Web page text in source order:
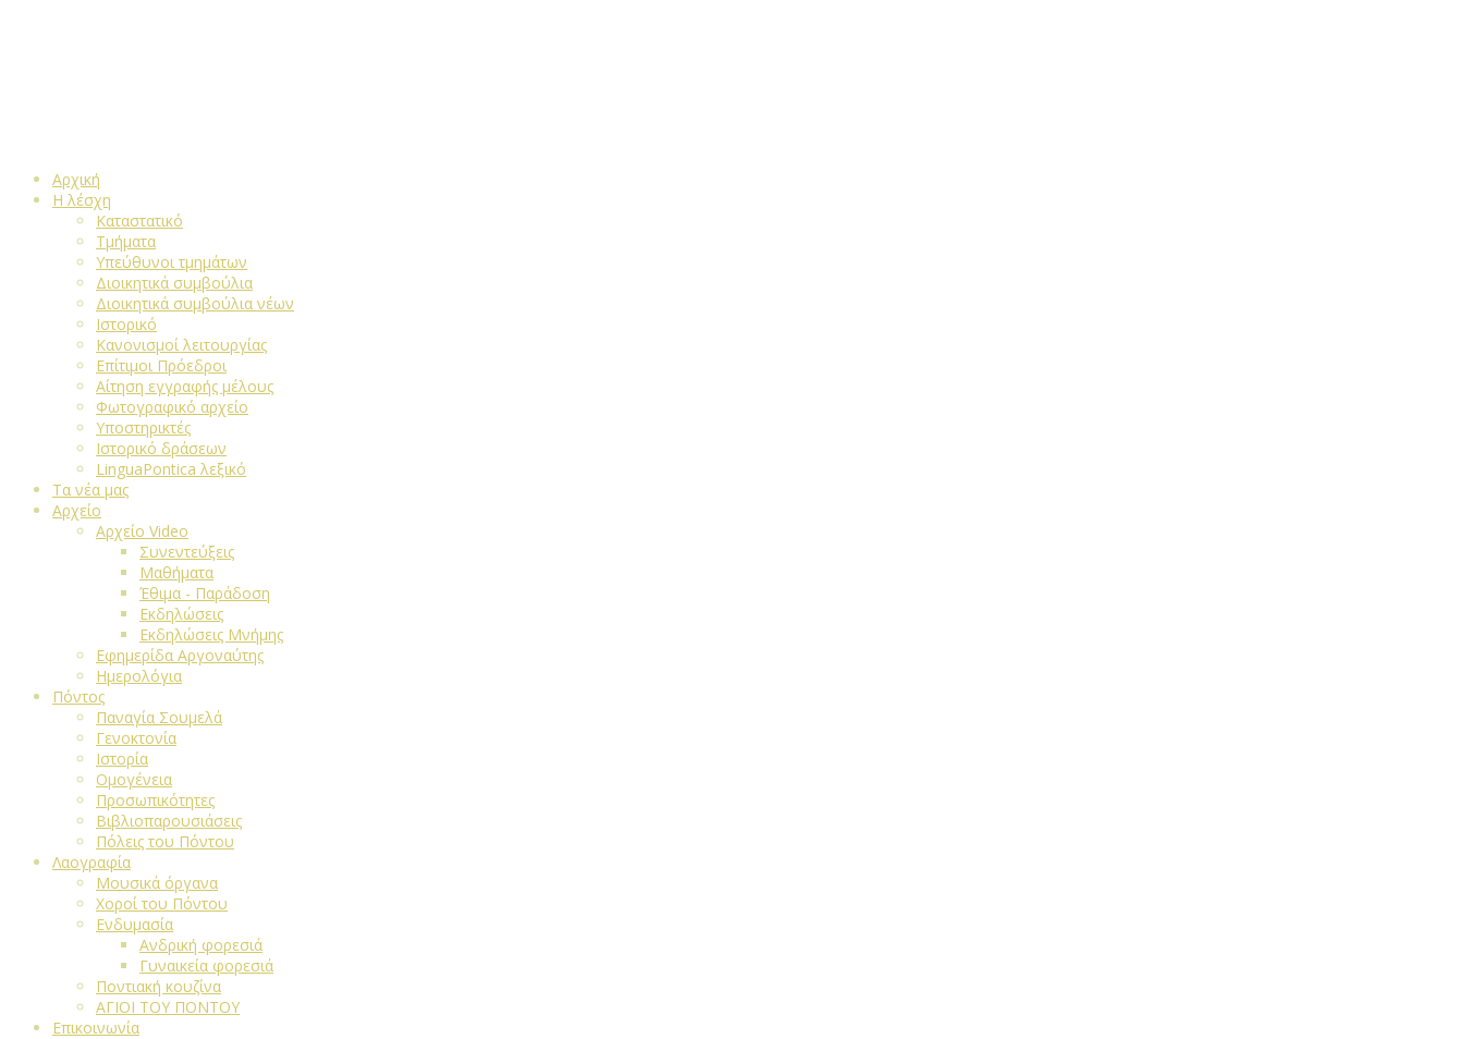
Αρχική
Η λέσχη
Καταστατικό
Τμήματα
Υπεύθυνοι τμημάτων
Διοικητικά συμβούλια
Διοικητικά συμβούλια νέων
Ιστορικό
Κανονισμοί λειτουργίας
Επίτιμοι Πρόεδροι
Αίτηση εγγραφής μέλους
Φωτογραφικό αρχείο
Υποστηρικτές
Ιστορικό δράσεων
LinguaPontica λεξικό
Τα νέα μας
Αρχείο
Αρχείο Video
Συνεντεύξεις
Μαθήματα
Έθιμα - Παράδοση
Εκδηλώσεις
Εκδηλώσεις Μνήμης
Εφημερίδα Αργοναύτης
Ημερολόγια
Πόντος
Παναγία Σουμελά
Γενοκτονία
Ιστορία
Ομογένεια
Προσωπικότητες
Βιβλιοπαρουσιάσεις
Πόλεις του Πόντου
Λαογραφία
Μουσικά όργανα
Χοροί του Πόντου
Ενδυμασία
Ανδρική φορεσιά
Γυναικεία φορεσιά
Ποντιακή κουζίνα
ΑΓΙΟΙ ΤΟΥ ΠΟΝΤΟΥ
Επικοινωνία